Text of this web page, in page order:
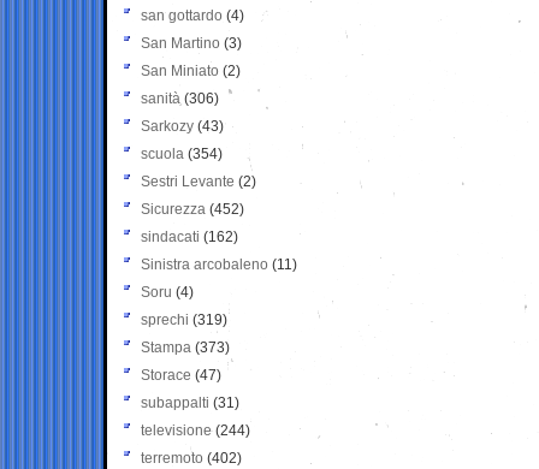
san gottardo (4)
San Martino (3)
San Miniato (2)
sanità (306)
Sarkozy (43)
scuola (354)
Sestri Levante (2)
Sicurezza (452)
sindacati (162)
Sinistra arcobaleno (11)
Soru (4)
sprechi (319)
Stampa (373)
Storace (47)
subappalti (31)
televisione(244)
terremoto (402)